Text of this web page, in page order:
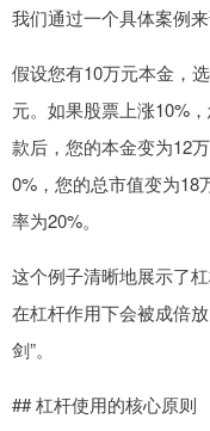
我们通过一个具体案例
假设您有10万元本金，
元。如果股票上涨10%
款后，您的本金变为12
0%，您的总市值变为18
率为20%。
这个例子清晰地展示了
在杠杆作用下会被成倍
剑”。
## 杠杆使用的核心原则